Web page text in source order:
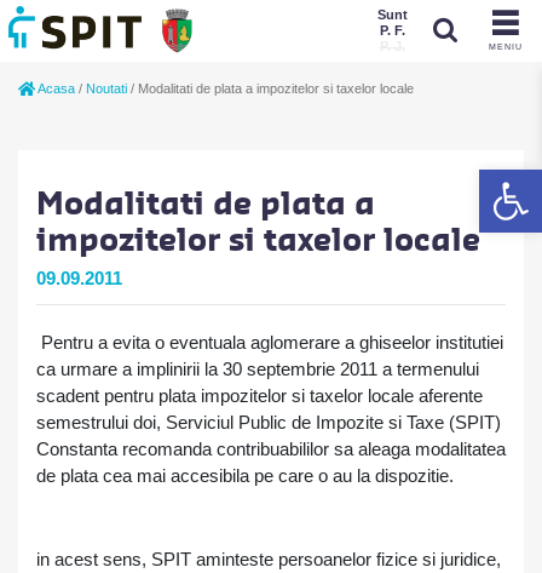
MENIU
Sunt
P. F.
P. J.
Acasa / Noutati / Modalitati de plata a impozitelor si taxelor locale
Modalitati de plata a
impozitelor si taxelor locale
09.09.2011
Pentru a evita o eventuala aglomerare a ghiseelor institutiei
ca urmare a implinirii la 30 septembrie 2011 a termenului
scadent pentru plata impozitelor si taxelor locale aferente
semestrului doi, Serviciul Public de Impozite si Taxe (SPIT)
Constanta recomanda contribuabililor sa aleaga modalitatea
de plata cea mai accesibila pe care o au la dispozitie.
in acest sens, SPIT aminteste persoanelor fizice si juridice,